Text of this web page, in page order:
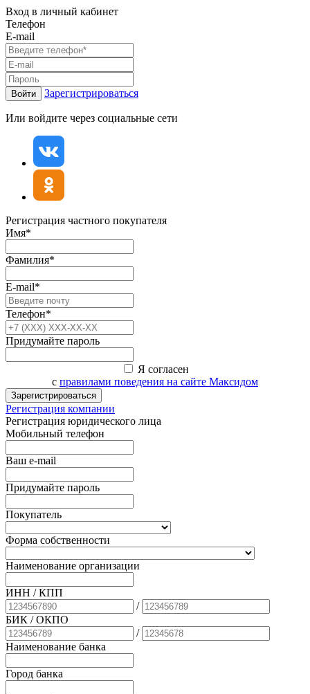
Вход в личный кабинет
Телефон
E-mail
Войти Зарегистрироваться
Или войдите через социальные сети
Регистрация частного покупателя
Имя*
Фамилия*
E-mail*
Телефон*
Придумайте пароль
Я согласен
с правилами поведения на сайте Максидом
Зарегистрироваться
Регистрация компании
Регистрация юридического лица
Мобильный телефон
Ваш e-mail
Придумайте пароль
Покупатель
Форма собственности
Наименование организации
ИНН / КПП
/
БИК / ОКПО
/
Наименование банка
Город банка